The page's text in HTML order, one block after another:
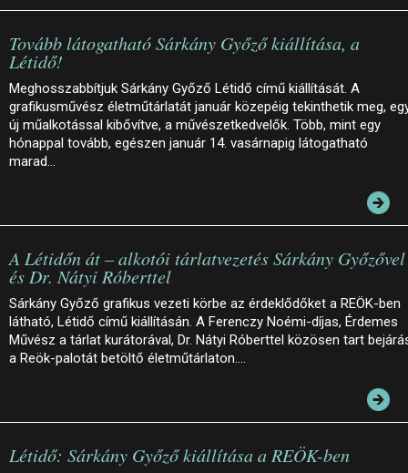
Tovább látogatható Sárkány Győző kiállítása, a
Létidő!
Meghosszabbítjuk Sárkány Győző Létidő című kiállítását. A
grafikusművész életműtárlatát január közepéig tekinthetik meg,
új műalkotással kibővítve, a művészetkedvelők. Több, mint egy
hónappal tovább, egészen január 14. vasárnapig látogatható
marad…
A Létidőn át – alkotói tárlatvezetés Sárkány Győzővel
és Dr. Nátyi Róberttel
Sárkány Győző grafikus vezeti körbe az érdeklődőket a REÖK-ben
látható, Létidő című kiállításán. A Ferenczy Noémi-díjas, Érdemes
Művész a tárlat kurátorával, Dr. Nátyi Róberttel közösen tart
a Reök-palotát betöltő életműtárlaton.…
Létidő: Sárkány Győző kiállítása a REÖK-ben